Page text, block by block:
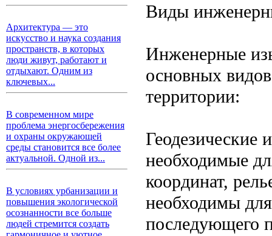
Архитектура — это
искусство и наука создания
пространств, в которых
люди живут, работают и
отдыхают. Одним из
ключевых...
В современном мире
проблема энергосбережения
и охраны окружающей
среды становится все более
актуальной. Одной из...
В условиях урбанизации и
повышения экологической
осознанности все больше
людей стремится создать
Виды
Инженерные
основных
территории:
Геодезические
необходимые
координат,
необходимы
последующего